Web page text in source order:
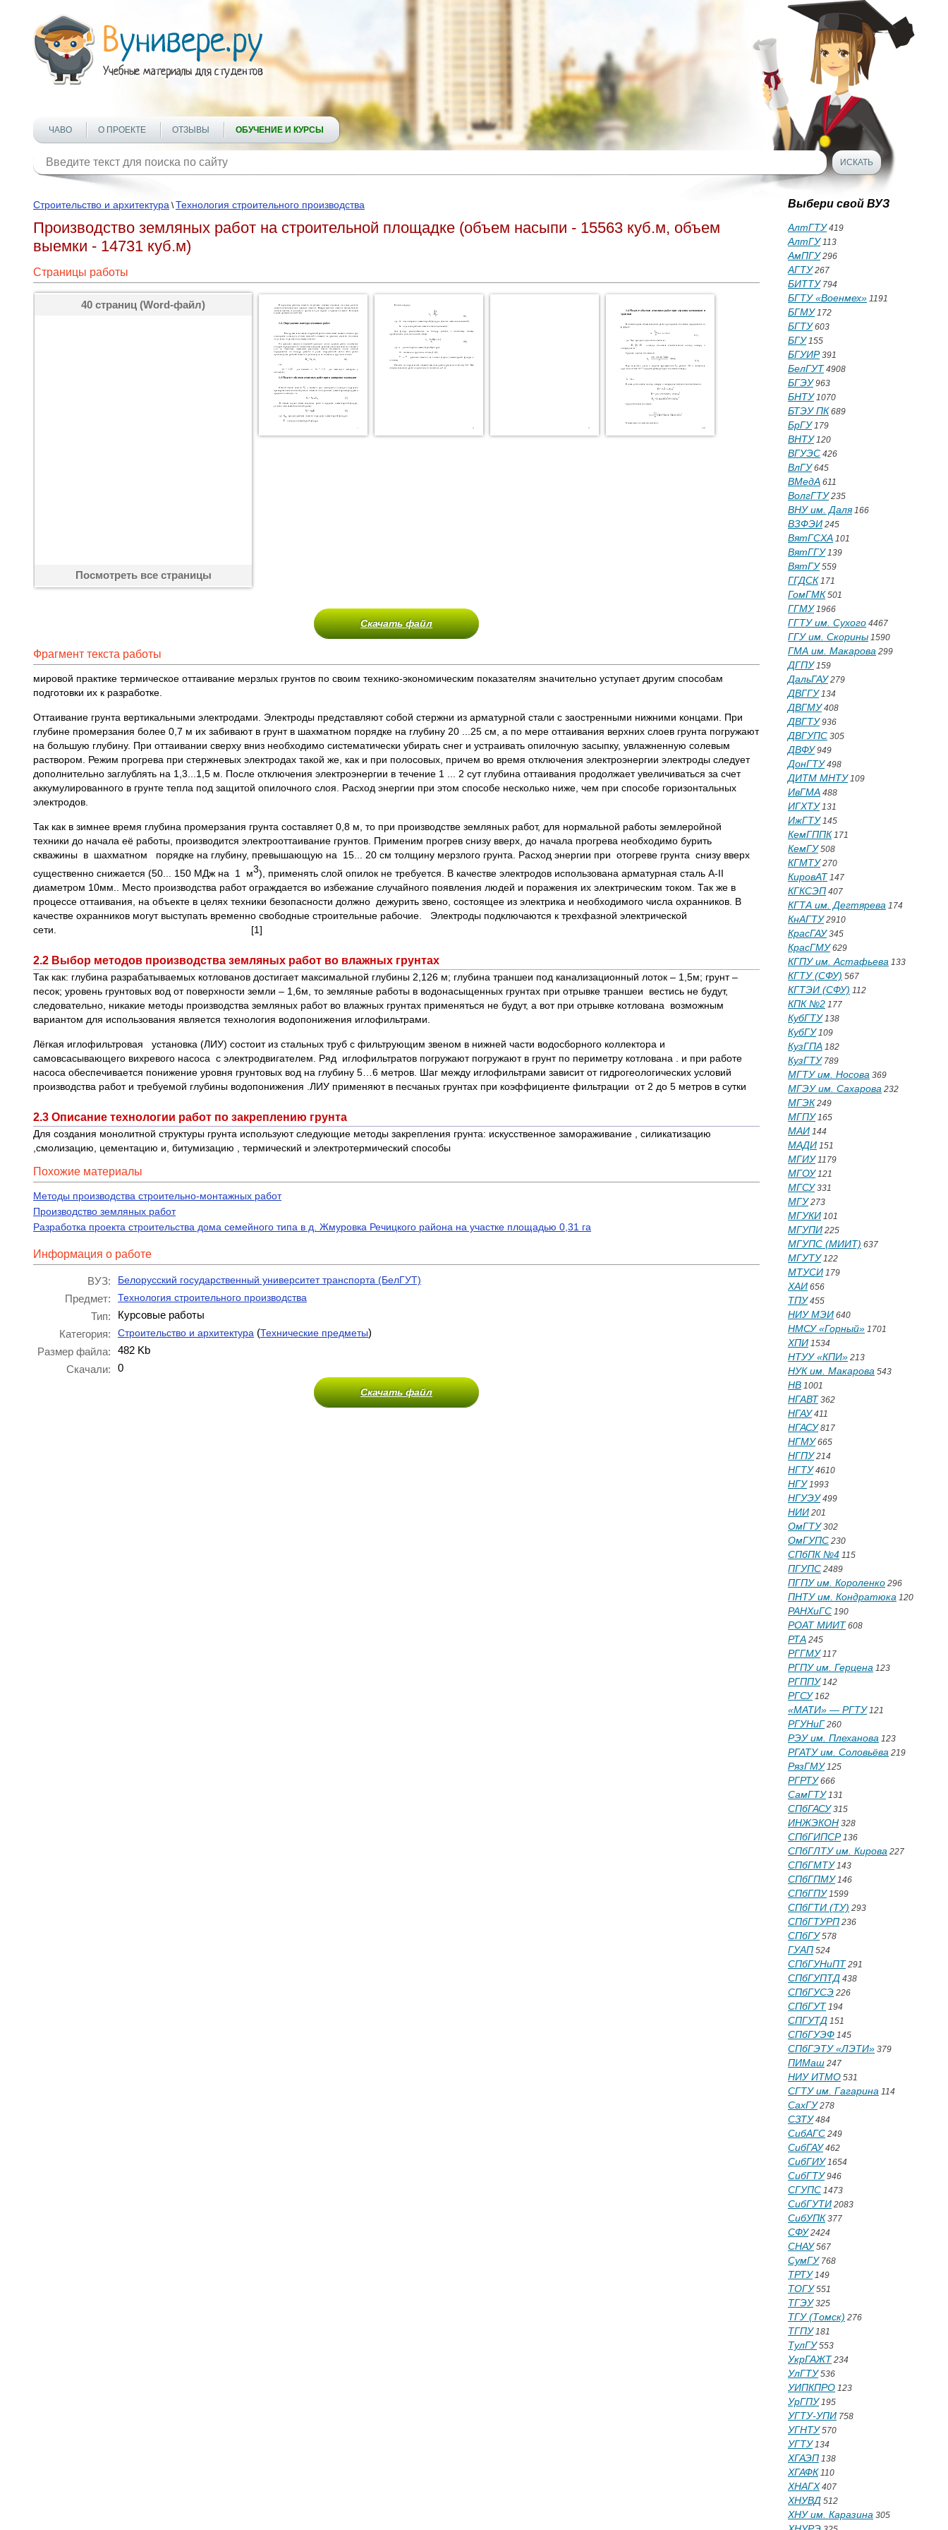
ЧАВО О ПРОЕКТЕ ОТЗЫВЫ ОБУЧЕНИЕ И КУРСЫ
Строительство и архитектура \Технология строительного производства
Производство земляных работ на строительной площадке (объем насыпи - 15563 куб.м, объем
выемки - 14731 куб.м)
Страницы работы
40 страниц (Word-файл)
Посмотреть все страницы
Скачать файл
Фрагмент текста работы
мировой практике термическое оттаивание мерзлых грунтов по своим технико-экономическим показателям значительно уступает другим способам
подготовки их к разработке.
Оттаивание грунта вертикальными электродами. Электроды представляют собой стержни из арматурной стали с заостренными нижними концами. При
глубине промерзания более 0,7 м их забивают в грунт в шахматном порядке на глубину 20 ...25 см, а по мере оттаивания верхних слоев грунта погружают
на большую глубину. При оттаивании сверху вниз необходимо систематически убирать снег и устраивать опилочную засыпку, увлажненную солевым
раствором. Режим прогрева при стержневых электродах такой же, как и при полосовых, причем во время отключения электроэнергии электроды следует
дополнительно заглублять на 1,3...1,5 м. После отключения электроэнергии в течение 1 ... 2 сут глубина оттаивания продолжает увеличиваться за счет
аккумулированного в грунте тепла под защитой опилочного слоя. Расход энергии при этом способе несколько ниже, чем при способе горизонтальных
электродов.
Так как в зимнее время глубина промерзания грунта составляет 0,8 м, то при производстве земляных работ, для нормальной работы землеройной
техники до начала её работы, производится электрооттаивание грунтов. Применим прогрев снизу вверх, до начала прогрева необходимо бурить
скважины в шахматном порядке на глубину, превышающую на 15... 20 см толщину мерзлого грунта. Расход энергии при отогреве грунта снизу вверх
существенно снижается (50... 150 МДж на 1 м3), применять слой опилок не требуется. В качестве электродов использована арматурная сталь А-II
диаметром 10мм.. Место производства работ ограждается во избежание случайного появления людей и поражения их электрическим током. Так же в
процессе оттаивания, на объекте в целях техники безопасности должно дежурить звено, состоящее из электрика и необходимого числа охранников. В
качестве охранников могут выступать временно свободные строительные рабочие. Электроды подключаются к трехфазной электрической
сети. [1]
2.2 Выбор методов производства земляных работ во влажных грунтах
Так как: глубина разрабатываемых котлованов достигает максимальной глубины 2,126 м; глубина траншеи под канализационный лоток – 1,5м; грунт –
песок; уровень грунтовых вод от поверхности земли – 1,6м, то земляные работы в водонасыщенных грунтах при отрывке траншеи вестись не будут,
следовательно, никакие методы производства земляных работ во влажных грунтах применяться не будут, а вот при отрывке котлована возможным
вариантом для использования является технология водопонижения иглофильтрами.
Лёгкая иглофильтровая установка (ЛИУ) состоит из стальных труб с фильтрующим звеном в нижней части водосборного коллектора и
самовсасывающего вихревого насоса с электродвигателем. Ряд иглофильтратов погружают погружают в грунт по периметру котлована . и при работе
насоса обеспечивается понижение уровня грунтовых вод на глубину 5…6 метров. Шаг между иглофильтрами зависит от гидрогеологических условий
производства работ и требуемой глубины водопонижения .ЛИУ применяют в песчаных грунтах при коэффициенте фильтрации от 2 до 5 метров в сутки
2.3 Описание технологии работ по закреплению грунта
Для создания монолитной структуры грунта используют следующие методы закрепления грунта: искусственное замораживание , силикатизацию
,смолизацию, цементацию и, битумизацию , термический и электротермический способы
Похожие материалы
Методы производства строительно-монтажных работ
Производство земляных работ
Разработка проекта строительства дома семейного типа в д. Жмуровка Речицкого района на участке площадью 0,31 га
Информация о работе
ВУЗ: Белорусский государственный университет транспорта (БелГУТ)
Предмет: Технология строительного производства
Тип:
Курсовые работы
Категория:
Строительство и архитектура (Технические предметы)
Размер файла:
482 Kb
Скачали:
0
Скачать файл
Выбери свой ВУЗ
АлтГТУ419
АлтГУ113
АмПГУ296
АГТУ267
БИТТУ794
БГТУ «Военмех» 1191
БГМУ172
БГТУ603
БГУ155
БГУИР391
БелГУТ 4908
БГЭУ963
БНТУ1070
БТЭУ ПК 689
БрГУ179
ВНТУ120
ВГУЭС 426
ВлГУ645
ВМедА 611
ВолгГТУ235
ВНУ им. Даля166
ВЗФЭИ 245
ВятГСХА 101
ВятГГУ139
ВятГУ559
ГГДСК 171
ГомГМК 501
ГГМУ1966
ГГТУ им. Сухого 4467
ГГУ им. Скорины 1590
ГМА им. Макарова 299
ДГПУ159
ДальГАУ279
ДВГГУ134
ДВГМУ408
ДВГТУ936
ДВГУПС 305
ДВФУ949
ДонГТУ498
ДИТМ МНТУ109
ИвГМА 488
ИГХТУ131
ИжГТУ145
КемГППК 171
КемГУ508
КГМТУ270
КировАТ 147
КГКСЭП 407
КГТА им. Дегтярева 174
КнАГТУ2910
КрасГАУ345
КрасГМУ629
КГПУ им. Астафьева 133
КГТУ (СФУ) 567
КГТЭИ (СФУ) 112
КПК №2 177
КубГТУ138
КубГУ109
КузГПА 182
КузГТУ789
МГТУ им. Носова 369
МГЭУ им. Сахарова 232
МГЭК 249
МГПУ165
МАИ 144
МАДИ 151
МГИУ1179
МГОУ121
МГСУ331
МГУ273
МГУКИ 101
МГУПИ 225
МГУПС (МИИТ) 637
МГУТУ122
МТУСИ 179
ХАИ 656
ТПУ455
НИУ МЭИ 640
НМСУ «Горный» 1701
ХПИ 1534
НТУУ «КПИ» 213
НУК им. Макарова 543
НВ 1001
НГАВТ 362
НГАУ411
НГАСУ817
НГМУ665
НГПУ214
НГТУ4610
НГУ1993
НГУЭУ499
НИИ 201
ОмГТУ302
ОмГУПС 230
СПбПК №4 115
ПГУПС 2489
ПГПУ им. Короленко 296
ПНТУ им. Кондратюка 120
РАНХиГС 190
РОАТ МИИТ 608
РТА 245
РГГМУ117
РГПУ им. Герцена 123
РГППУ142
РГСУ162
«МАТИ» — РГТУ121
РГУНиГ 260
РЭУ им. Плеханова 123
РГАТУ им. Соловьёва 219
РязГМУ125
РГРТУ666
СамГТУ131
СПбГАСУ315
ИНЖЭКОН 328
СПбГИПСР136
СПбГЛТУ им. Кирова 227
СПбГМТУ143
СПбГПМУ146
СПбГПУ1599
СПбГТИ (ТУ) 293
СПбГТУРП 236
СПбГУ578
ГУАП 524
СПбГУНиПТ 291
СПбГУПТД 438
СПбГУСЭ 226
СПбГУТ 194
СПГУТД 151
СПбГУЭФ 145
СПбГЭТУ «ЛЭТИ» 379
ПИМаш 247
НИУ ИТМО 531
СГТУ им. Гагарина 114
СахГУ278
СЗТУ484
СибАГС 249
СибГАУ462
СибГИУ1654
СибГТУ946
СГУПС 1473
СибГУТИ 2083
СибУПК 377
СФУ2424
СНАУ567
СумГУ768
ТРТУ149
ТОГУ551
ТГЭУ325
ТГУ (Томск) 276
ТГПУ181
ТулГУ553
УкрГАЖТ 234
УлГТУ536
УИПКПРО 123
УрГПУ195
УГТУ-УПИ 758
УГНТУ570
УГТУ134
ХГАЭП 138
ХГАФК 110
ХНАГХ 407
ХНУВД 512
ХНУ им. Каразина 305